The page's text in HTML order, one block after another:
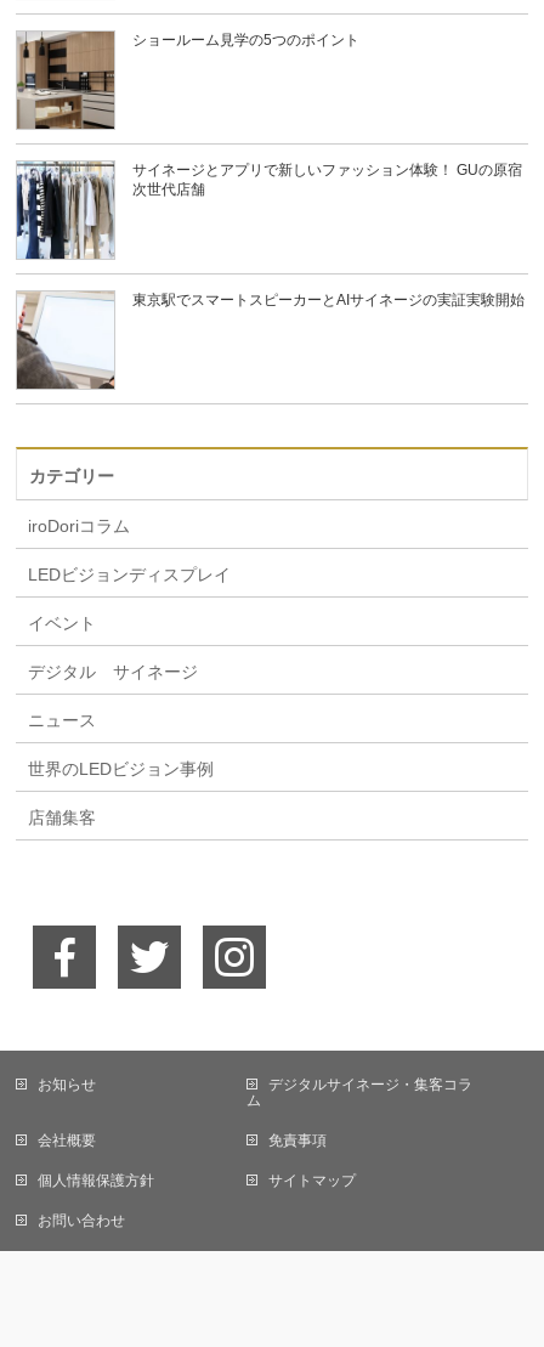
当サイトではCookieを使用します。Cookieの使用に関する詳細は「
シーポリシー」をご覧ください。
ショールーム見学の5つのポイント
サイネージとアプリで新しいファッション体験！ GUの原宿
次世代店舗
東京駅でスマートスピーカーとAIサイネージの実証実験開始
カテゴリー
iroDoriコラム
LEDビジョンディスプレイ
イベント
デジタル サイネージ
ニュース
世界のLEDビジョン事例
店舗集客
お知らせ
デジタルサイネージ・集客コラ
ム
会社概要 免責事項
個人情報保護方針 サイトマップ
お問い合わせ